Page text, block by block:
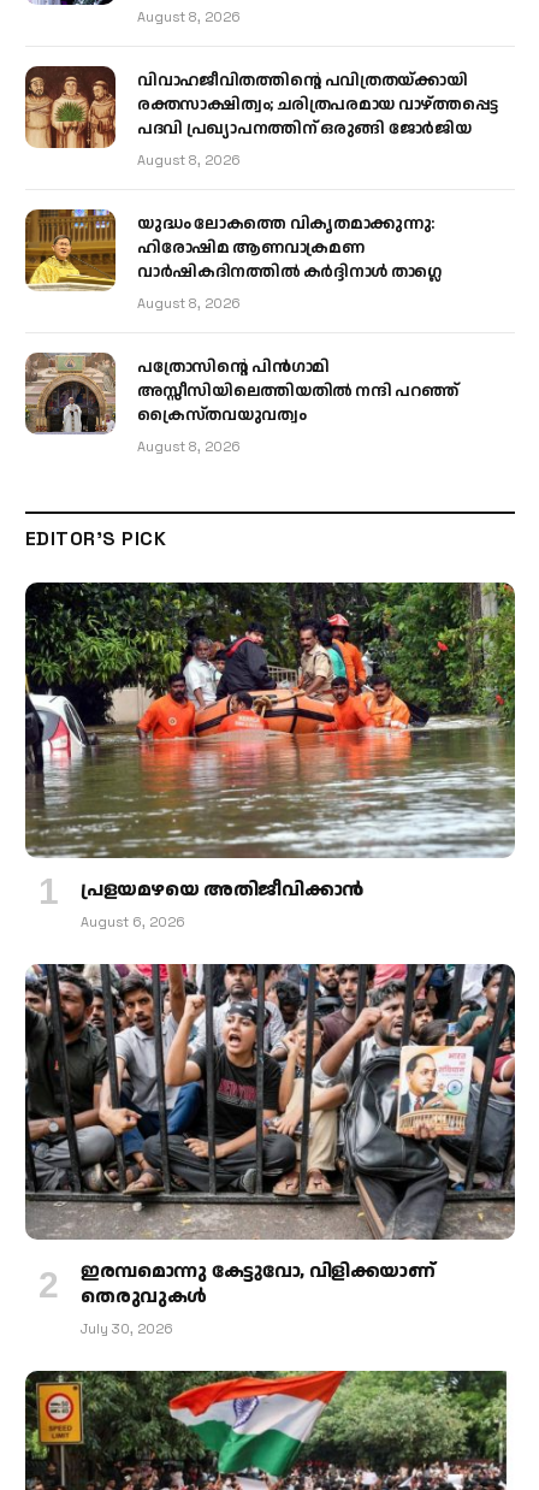
August 8, 2026
വിവാഹജീവിതത്തിന്റെ പവിത്രതയ്ക്കായി
രക്തസാക്ഷിത്വം; ചരിത്രപരമായ വാഴ്ത്തപ്പെട്ട
പദവി പ്രഖ്യാപനത്തിന് ഒരുങ്ങി ജോര്‍ജിയ
August 8, 2026
യുദ്ധം ലോകത്തെ വികൃതമാക്കുന്നു:
ഹിരോഷിമ ആണവാക്രമണ
വാർഷികദിനത്തിൽ കർദ്ദിനാൾ താഗ്ലെ
August 8, 2026
പത്രോസിന്റെ പിൻഗാമി
അസ്സീസിയിലെത്തിയതിൽ നന്ദി പറഞ്ഞ്
ക്രൈസ്തവയുവത്വം
August 8, 2026
EDITOR'S PICK
പ്രളയമഴയെ അതിജീവിക്കാന്‍
August 6, 2026
ഇരമ്പമൊന്നു കേട്ടുവോ, വിളിക്കയാണ്
തെരുവുകള്‍
July 30, 2026